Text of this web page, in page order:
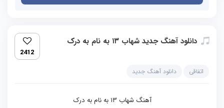
دانلود آهنگ جدید شهاب ۱۳ به نام به درک
2412
اتفاقی دانلود آهنگ جدید
آهنگ شهاب ۱۳ به نام به درک